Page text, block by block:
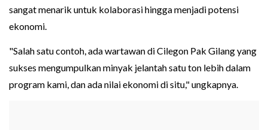
sangat menarik untuk kolaborasi hingga menjadi potensi
ekonomi.
"Salah satu contoh, ada wartawan di Cilegon Pak Gilang yang
sukses mengumpulkan minyak jelantah satu ton lebih dalam
program kami, dan ada nilai ekonomi di situ," ungkapnya.